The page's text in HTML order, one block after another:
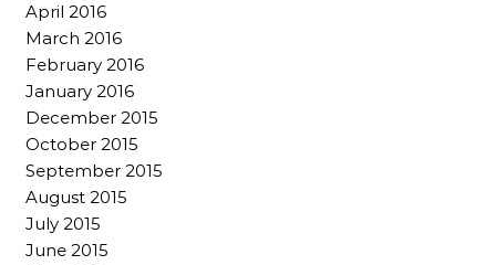
April 2016
March 2016
February 2016
January 2016
December 2015
October 2015
September 2015
August 2015
July 2015
June 2015